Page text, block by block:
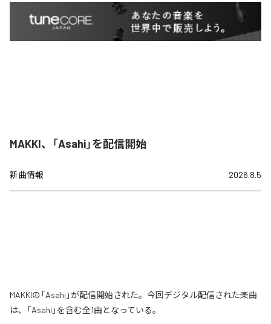
MAKKI、「Asahi」を配信開始
新曲情報 2026.8.5
MAKKIの「Asahi」が配信開始された。今回デジタル配信された楽曲
は、「Asahi」を含む全1曲となっている。